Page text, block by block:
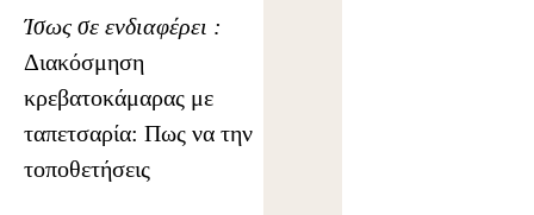
Ίσως σε ενδιαφέρει :
Διακόσμηση
κρεβατοκάμαρας με
ταπετσαρία: Πως να την
τοποθετήσεις